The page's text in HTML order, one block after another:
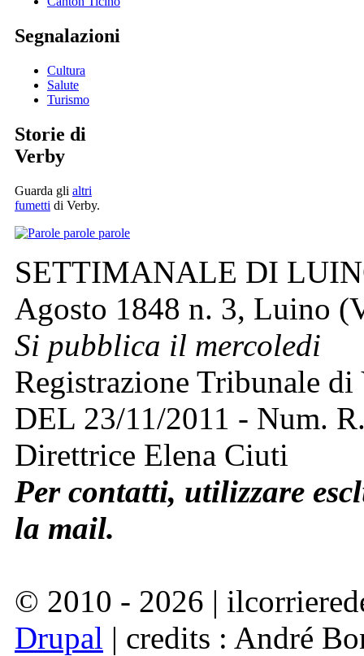
Segnalazioni
Cultura
Salute
Turismo
Storie di
Verby
Guarda gli altri
fumetti di Verby.
SETTIMANALE DI
Agosto 1848 n. 3, Luino
Si pubblica il mercoledi
Registrazione Tribunale di
DEL 23/11/2011 - Num.
Direttrice Elena Ciuti
Per contatti, utilizzare
la mail.
© 2010 - 2026 |
Drupal | credits : André